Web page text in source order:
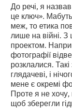
До речі, я
це ключ».
меж, то етика
лише на війні.
проектом.
фотографії
розклалися. Такі
глядачеві, і
мене є окремі
Проте я не хочу,
щоб зберегли